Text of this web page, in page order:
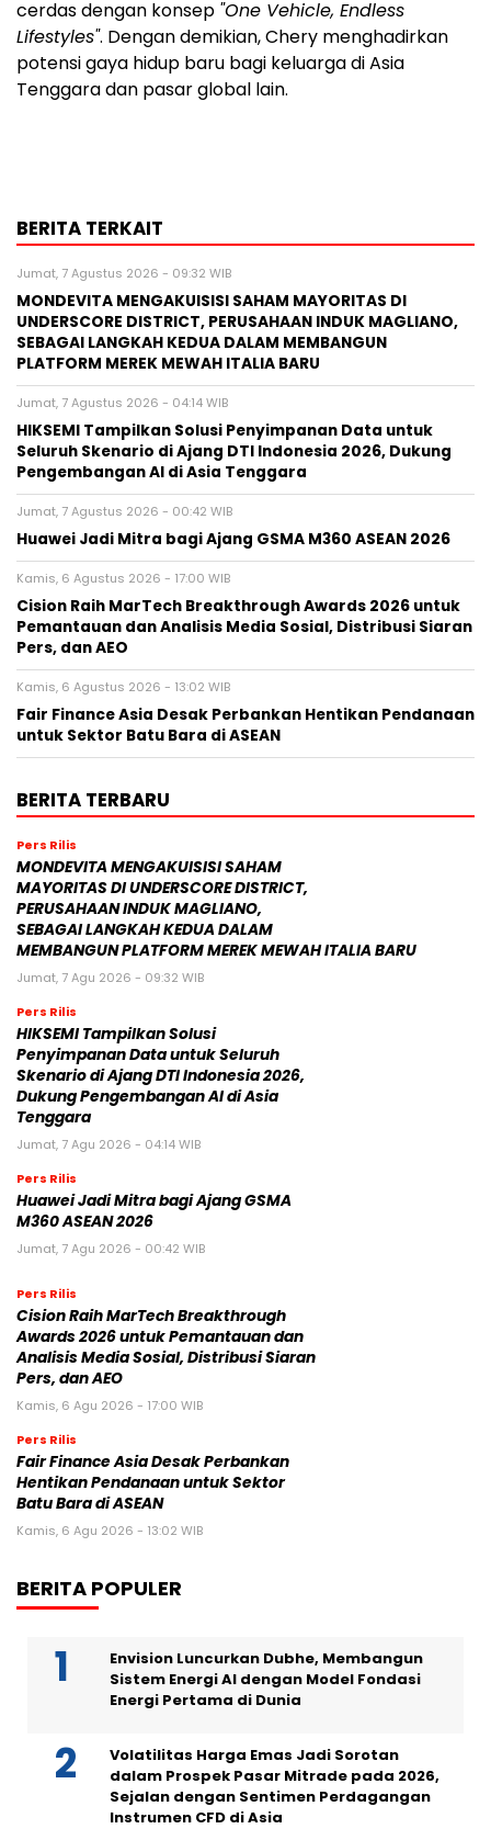
cerdas dengan konsep "One Vehicle, Endless
Lifestyles". Dengan demikian, Chery menghadirkan
potensi gaya hidup baru bagi keluarga diAsia
Tenggaradan pasar global lain.
BERITA TERKAIT
Jumat, 7 Agustus 2026 - 09:32 WIB
MONDEVITA MENGAKUISISI SAHAM MAYORITAS DI
UNDERSCORE DISTRICT, PERUSAHAAN INDUK MAGLIANO,
SEBAGAI LANGKAH KEDUA DALAM MEMBANGUN
PLATFORM MEREK MEWAH ITALIA BARU
Jumat, 7 Agustus 2026 - 04:14 WIB
HIKSEMI Tampilkan Solusi Penyimpanan Data untuk
Seluruh Skenario di Ajang DTI Indonesia 2026, Dukung
Pengembangan AI di Asia Tenggara
Jumat, 7 Agustus 2026 - 00:42 WIB
Huawei Jadi Mitra bagi Ajang GSMA M360 ASEAN 2026
Kamis, 6 Agustus 2026 - 17:00 WIB
Cision Raih MarTech Breakthrough Awards 2026 untuk
Pemantauan dan Analisis Media Sosial, Distribusi Siaran
Pers, dan AEO
Kamis, 6 Agustus 2026 - 13:02 WIB
Fair Finance Asia Desak Perbankan Hentikan Pendanaan
untuk Sektor Batu Bara di ASEAN
BERITA TERBARU
Pers Rilis
MONDEVITA MENGAKUISISI SAHAM
MAYORITAS DI UNDERSCORE DISTRICT,
PERUSAHAAN INDUK MAGLIANO,
SEBAGAI LANGKAH KEDUA DALAM
MEMBANGUN PLATFORM MEREK MEWAH ITALIA BARU
Jumat, 7 Agu 2026 - 09:32 WIB
Pers Rilis
HIKSEMI Tampilkan Solusi
Penyimpanan Data untuk Seluruh
Skenario di Ajang DTI Indonesia 2026,
Dukung Pengembangan AI di Asia
Tenggara
Jumat, 7 Agu 2026 - 04:14 WIB
Pers Rilis
Huawei Jadi Mitra bagi Ajang GSMA
M360 ASEAN 2026
Jumat, 7 Agu 2026 - 00:42 WIB
Pers Rilis
Cision Raih MarTech Breakthrough
Awards 2026 untuk Pemantauan dan
Analisis Media Sosial, Distribusi Siaran
Pers, dan AEO
Kamis, 6 Agu 2026 - 17:00 WIB
Pers Rilis
Fair Finance Asia Desak Perbankan
Hentikan Pendanaan untuk Sektor
Batu Bara di ASEAN
Kamis, 6 Agu 2026 - 13:02 WIB
BERITA POPULER
Envision Luncurkan Dubhe, Membangun
Sistem Energi AI dengan Model Fondasi
Energi Pertama di Dunia
Volatilitas Harga Emas Jadi Sorotan
dalam Prospek Pasar Mitrade pada 2026,
Sejalan dengan Sentimen Perdagangan
Instrumen CFD di Asia